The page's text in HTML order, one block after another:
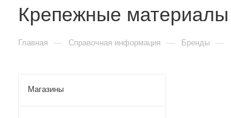
Крепежные материалы
Главная — Справочная информация — Бренды —
Магазины